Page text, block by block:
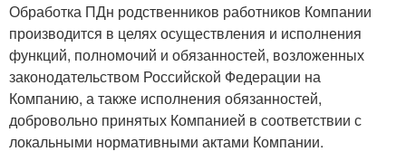
Обработка ПДн родственников работников Компании
производится в целях осуществления и исполнения
функций, полномочий и обязанностей, возложенных
законодательством Российской Федерации на
Компанию, а также исполнения обязанностей,
добровольно принятых Компанией в соответствии с
локальными нормативными актами Компании.